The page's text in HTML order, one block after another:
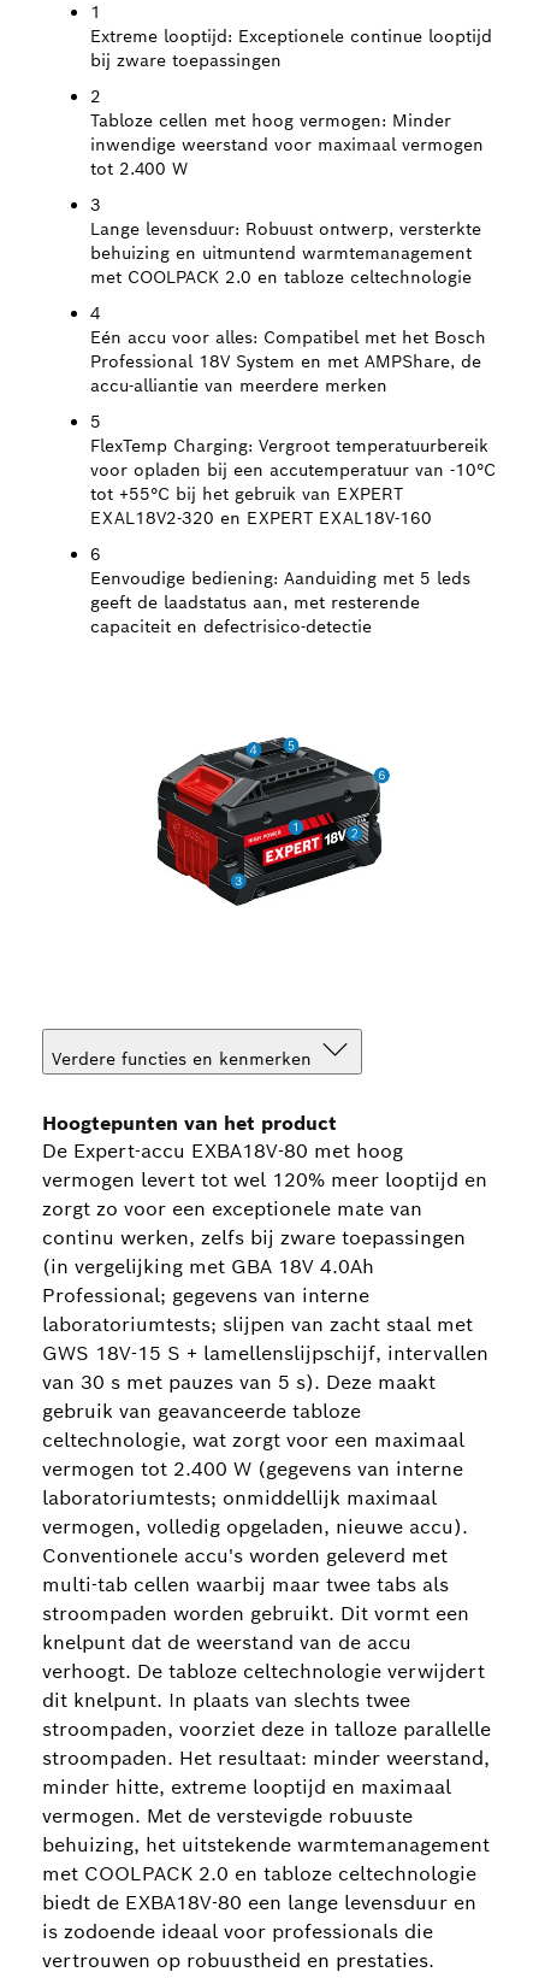
1
Extreme looptijd: Exceptionele continue looptijd
bij zware toepassingen
2
Tabloze cellen met hoog vermogen: Minder
inwendige weerstand voor maximaal vermogen
tot 2.400 W
3
Lange levensduur: Robuust ontwerp, versterkte
behuizing en uitmuntend warmtemanagement
met COOLPACK 2.0 en tabloze celtechnologie
4
Eén accu voor alles: Compatibel met het Bosch
Professional 18V System en met AMPShare, de
accu-alliantie van meerdere merken
5
FlexTemp Charging: Vergroot temperatuurbereik
voor opladen bij een accutemperatuur van -10°C
tot +55°C bij het gebruik van EXPERT
EXAL18V2-320 en EXPERT EXAL18V-160
6
Eenvoudige bediening: Aanduiding met 5 leds
geeft de laadstatus aan, met resterende
capaciteit en defectrisico-detectie
Verdere functies en kenmerken
Hoogtepunten van het product
De Expert-accu EXBA18V-80 met hoog
vermogen levert tot wel 120% meer looptijd en
zorgt zo voor een exceptionele mate van
continu werken, zelfs bij zware toepassingen
(in vergelijking met GBA 18V 4.0Ah
Professional; gegevens van interne
laboratoriumtests; slijpen van zacht staal met
GWS 18V-15 S + lamellenslijpschijf, intervallen
van 30 s met pauzes van 5 s). Deze maakt
gebruik van geavanceerde tabloze
celtechnologie, wat zorgt voor een maximaal
vermogen tot 2.400 W (gegevens van interne
laboratoriumtests; onmiddellijk maximaal
vermogen, volledig opgeladen, nieuwe accu).
Conventionele accu's worden geleverd met
multi-tab cellen waarbij maar twee tabs als
stroompaden worden gebruikt. Dit vormt een
knelpunt dat de weerstand van de accu
verhoogt. De tabloze celtechnologie verwijdert
dit knelpunt. In plaats van slechts twee
stroompaden, voorziet deze in talloze parallelle
stroompaden. Het resultaat: minder weerstand,
minder hitte, extreme looptijd en maximaal
vermogen. Met de verstevigde robuuste
behuizing, het uitstekende warmtemanagement
met COOLPACK 2.0 en tabloze celtechnologie
biedt de EXBA18V-80 een lange levensduur en
is zodoende ideaal voor professionals die
vertrouwen op robuustheid en prestaties.